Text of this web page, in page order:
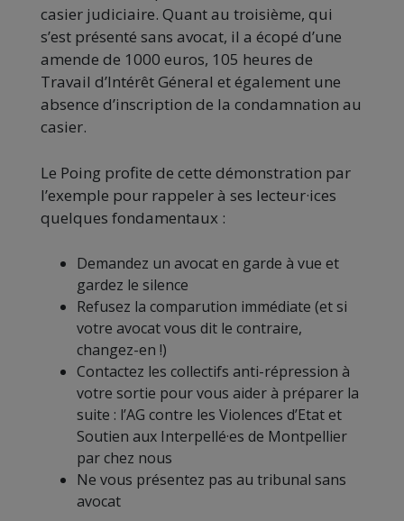
casier judiciaire. Quant au troisième, qui
s’est présenté sans avocat, il a écopé d’une
amende de 1000 euros, 105 heures de
Travail d’Intérêt Géneral et également une
absence d’inscription de la condamnation au
casier.
Le Poing profite de cette démonstration par
l’exemple pour rappeler à ses lecteur·ices
quelques fondamentaux :
Demandez un avocat en garde à vue et
gardez le silence
Refusez la comparution immédiate (et si
votre avocat vous dit le contraire,
changez-en !)
Contactez les collectifs anti-répression à
votre sortie pour vous aider à préparer la
suite : l’AG contre les Violences d’Etat et
Soutien aux Interpellé·es de Montpellier
par chez nous
Ne vous présentez pas au tribunal sans
avocat